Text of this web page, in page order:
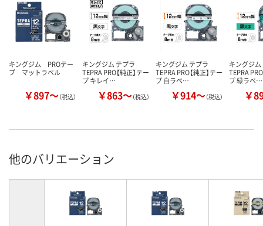
キングジム PROテー
プ マットラベル
￥897～（税込）
キングジム テプラ
TEPRA PRO【純正】テー
プ キレイ…
￥863～（税込）
キングジム テプラ
TEPRA PRO【純正】テー
プ 白ラベ…
￥914～（税込）
キングジム
TEPRA
プ 緑ラベ…
￥
他のバリエーション